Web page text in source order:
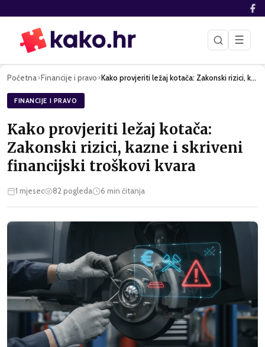
☰
Početna›Financije i pravo › Kako provjeriti ležaj kotača: Zakonski rizici, kazne i skriv…
FINANCIJE I PRAVO
Kako provjeriti ležaj kotača:
Zakonski rizici, kazne i skriveni
financijski troškovi kvara
1 mjesec 82pogleda 6 min čitanja